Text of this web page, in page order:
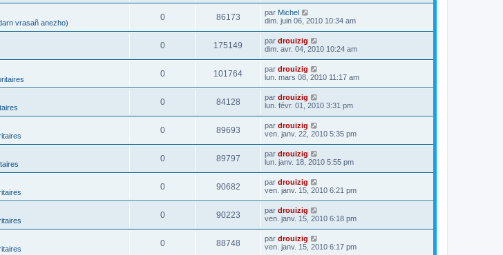
vrasañ anezho)
0 86173 par Michel
dim. juin 06, 2010 10:34 am
0 175149 par drouizig
dim. avr. 04, 2010 10:24 am
0 101764 par drouizig
lun. mars 08, 2010 11:17 am
0 84128 par drouizig
lun. févr. 01, 2010 3:31 pm
0 89693 par drouizig
ven. janv. 22, 2010 5:35 pm
0 89797 par drouizig
lun. janv. 18, 2010 5:55 pm
0 90682 par drouizig
ven. janv. 15, 2010 6:21 pm
0 90223 par drouizig
ven. janv. 15, 2010 6:18 pm
0 88748 par drouizig
ven. janv. 15, 2010 6:17 pm